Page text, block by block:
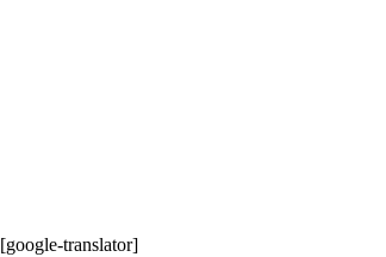
[google-translator]